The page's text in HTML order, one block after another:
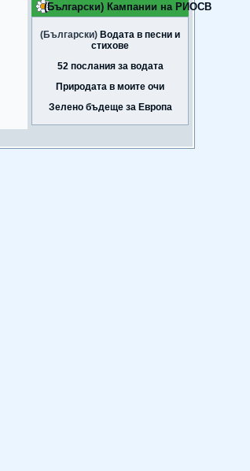
(Български) Кампании на РИОСВ
(Български) Водата в песни и
стихове
52 послания за водата
Природата в моите очи
Зелено бъдеще за Европа